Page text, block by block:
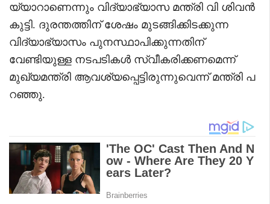
യ്യാറാണെന്നും വിദ്യാഭ്യാസ മന്ത്രി വി ശിവൻ
കുട്ടി. ദുരന്തത്തിന് ശേഷം മുടങ്ങിക്കിടക്കുന്ന
വിദ്യാഭ്യാസം പുനസ്ഥാപിക്കുന്നതിന്
വേണ്ടിയുള്ള നടപടികൾ സ്വീകരിക്കണമെന്ന്
മുഖ്യമന്ത്രി ആവശ്യപ്പെട്ടിരുന്നുവെന്ന് മന്ത്രി പ
റഞ്ഞു.